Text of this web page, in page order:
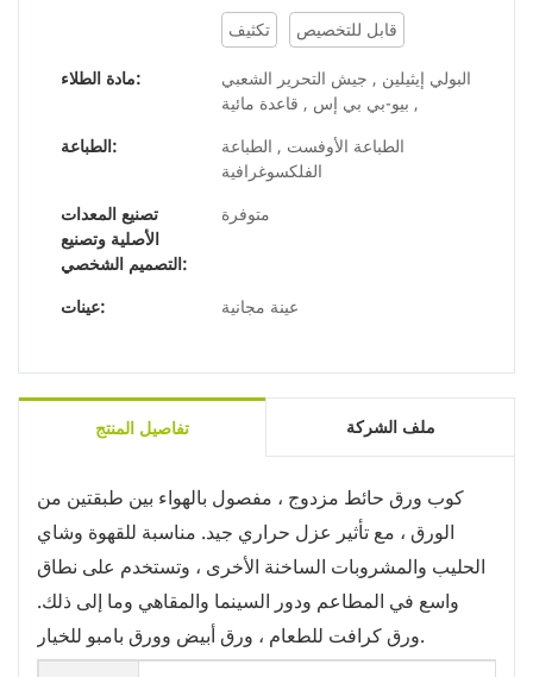
تكثيف قابل للتخصيص
مادة الطلاء:
البولي إيثيلين , جيش التحرير الشعبي
, بيو-بي بي إس , قاعدة مائية
الطباعة:
الطباعة الأوفست , الطباعة
الفلكسوغرافية
تصنيع المعدات
الأصلية وتصنيع
التصميم الشخصي:
متوفرة
عينات: عينة مجانية
تفاصيل المنتج ملف الشركة
كوب ورق حائط مزدوج ، مفصول بالهواء بين طبقتين من
الورق ، مع تأثير عزل حراري جيد. مناسبة للقهوة وشاي
الحليب والمشروبات الساخنة الأخرى ، وتستخدم على نطاق
واسع في المطاعم ودور السينما والمقاهي وما إلى ذلك.
ورق كرافت للطعام ، ورق أبيض وورق بامبو للخيار.